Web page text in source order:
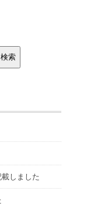
検索
しました